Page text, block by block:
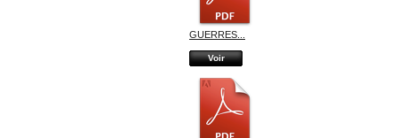
GUERRES...
Voir